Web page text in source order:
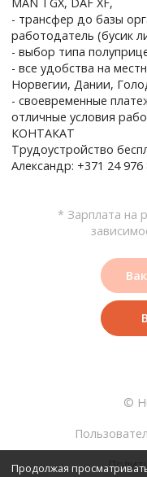
- трансфер до базы
работодатель (бусик
- выбор типа
- все удобства на
Норвегии, Дании,
- своевременные
отличные условия
КОНТАКАТ
Трудоустройство
Александр: +371 24 976
* Зарплата на
©
Продолжая